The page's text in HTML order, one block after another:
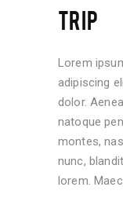
TRIP
Lorem
adipiscing
dolor.
natoque
montes,
nunc,
lorem.